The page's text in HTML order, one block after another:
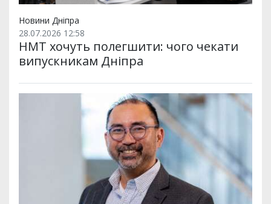
Новини Дніпра
28.07.2026 12:58
НМТ хочуть полегшити: чого чекати
випускникам Дніпра